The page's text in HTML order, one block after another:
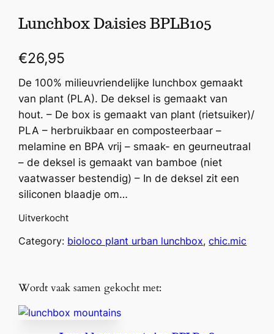
Lunchbox Daisies BPLB105
€26,95
De 100% milieuvriendelijke lunchbox gemaakt
van plant (PLA). De deksel is gemaakt van
hout. – De box is gemaakt van plant (rietsuiker)/
PLA – herbruikbaar en composteerbaar –
melamine en BPA vrij – smaak- en geurneutraal
– de deksel is gemaakt van bamboe (niet
vaatwasser bestendig) – In de deksel zit een
siliconen blaadje om…
Uitverkocht
Category: bioloco plant urban lunchbox, chic.mic
Wordt vaak samen gekocht met: